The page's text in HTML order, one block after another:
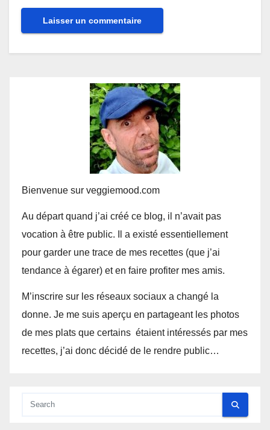
Bienvenue sur veggiemood.com
Au départ quand j’ai créé ce blog, il n’avait pas
vocation à être public. Il a existé essentiellement
pour garder une trace de mes recettes (que j’ai
tendance à égarer) et en faire profiter mes amis.
M’inscrire sur les réseaux sociaux a changé la
donne. Je me suis aperçu en partageant les photos
de mes plats que certains étaient intéressés par mes
recettes, j’ai donc décidé de le rendre public…